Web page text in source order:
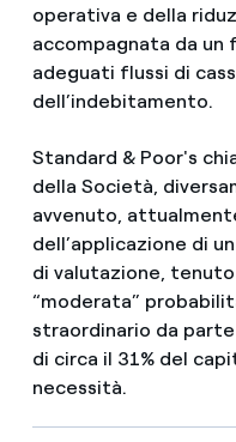
operativa e della
accompagnata da un
adeguati flussi di
dell’indebitamento.
Standard & Poor's
della Società,
avvenuto,
dell’applicazione di
di valutazione,
“moderata”
straordinario da
di circa il 31% del
necessità.